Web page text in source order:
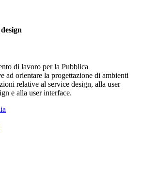
di lavoro per la Pubblica
ad orientare la progettazione di ambienti
relative al service design, alla user
e alla user interface.